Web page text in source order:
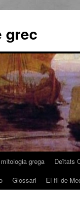
grec
grega Deïtats
Glossari El fil de